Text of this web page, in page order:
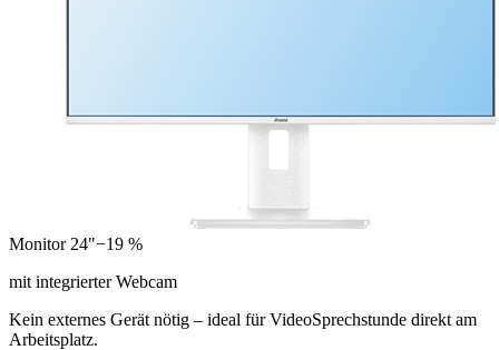
Monitor 24"−19 %
mit integrierter Webcam
Kein externes Gerät nötig – ideal für VideoSprechstunde direkt am
Arbeitsplatz.